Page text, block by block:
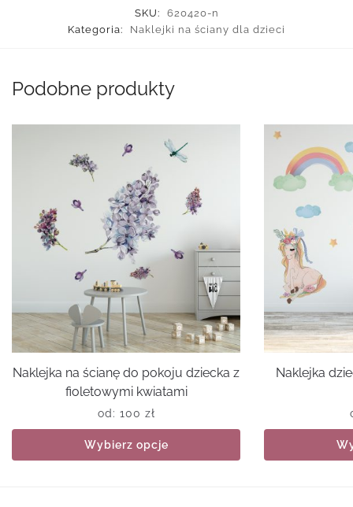
SKU:
620420-n
Kategoria:
Naklejki na ściany dla dzieci
Podobne produkty
Naklejka na ścianę do pokoju dziecka z
fioletowymi kwiatami
od: 100 zł
Wybierz opcje
Naklejka